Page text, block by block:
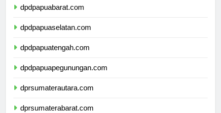
dpdpapuabarat.com
dpdpapuaselatan.com
dpdpapuatengah.com
dpdpapuapegunungan.com
dprsumaterautara.com
dprsumaterabarat.com